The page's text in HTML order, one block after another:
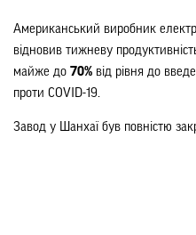
Американський виробник
відновив тижневу
майже до 70% від рівня до
проти COVID-19.
Завод у Шанхаї був повністю